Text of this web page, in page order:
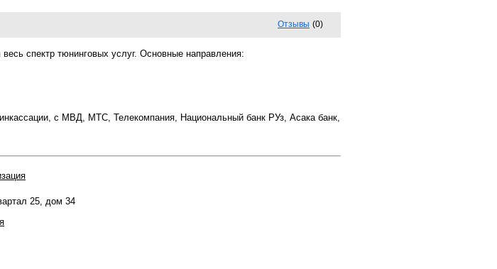
Отзывы (0)
спектр тюнинговых услуг. Основные направления:
с МВД, МТС, Телекомпания, Национальный банк РУз, Асака банк,
25, дом 34